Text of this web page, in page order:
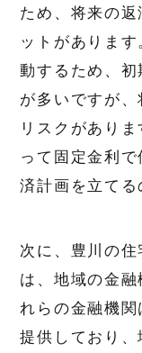
ため、将来の
ットがありま
動するため、
が多いですが
リスクがあり
って固定金利
済計画を立てる
次に、豊川の
は、地域の金
れらの金融機
提供しており